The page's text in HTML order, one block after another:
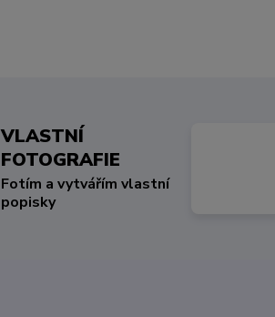
VLASTNÍ
FOTOGRAFIE
Fotím a vytvářím vlastní
popisky